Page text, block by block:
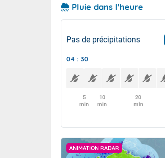
Pluie dans l'heure
Pas de précipitations
04 : 30
5
min
10
min
20
min
ANIMATION RADAR